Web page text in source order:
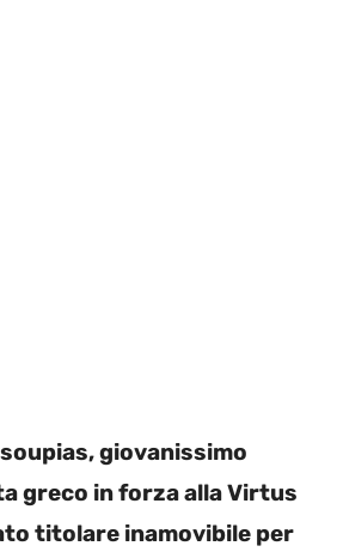
giovanissimo
greco in forza alla Virtus
titolare inamovibile per